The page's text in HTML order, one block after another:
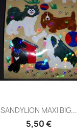
SANDYLION MAXI BIG...
5,50 €